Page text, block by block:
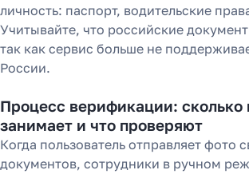
личность: паспорт, водительские
Учитывайте, что российские
так как сервис больше не
России.
Процесс верификации: сколько
занимает и что проверяют
Когда пользователь отправляет фото
документов, сотрудники в ручном